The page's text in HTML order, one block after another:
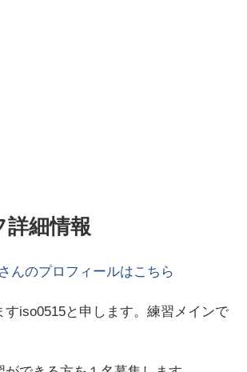
細情報
さんのプロフィールはこちら
すiso0515と申します。練習メインで